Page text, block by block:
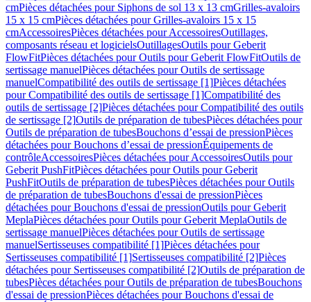
cmPièces détachées pour Siphons de sol 13 x 13 cmGrilles-avaloirs
15 x 15 cmPièces détachées pour Grilles-avaloirs 15 x 15
cmAccessoiresPièces détachées pour AccessoiresOutillages,
composants réseau et logicielsOutillagesOutils pour Geberit
FlowFitPièces détachées pour Outils pour Geberit FlowFitOutils de
sertissage manuelPièces détachées pour Outils de sertissage
manuelCompatibilité des outils de sertissage [1]Pièces détachées
pour Compatibilité des outils de sertissage [1]Compatibilité des
outils de sertissage [2]Pièces détachées pour Compatibilité des outils
de sertissage [2]Outils de préparation de tubesPièces détachées pour
Outils de préparation de tubesBouchons d’essai de pressionPièces
détachées pour Bouchons d’essai de pressionÉquipements de
contrôleAccessoiresPièces détachées pour AccessoiresOutils pour
Geberit PushFitPièces détachées pour Outils pour Geberit
PushFitOutils de préparation de tubesPièces détachées pour Outils
de préparation de tubesBouchons d'essai de pressionPièces
détachées pour Bouchons d'essai de pressionOutils pour Geberit
MeplaPièces détachées pour Outils pour Geberit MeplaOutils de
sertissage manuelPièces détachées pour Outils de sertissage
manuelSertisseuses compatibilité [1]Pièces détachées pour
Sertisseuses compatibilité [1]Sertisseuses compatibilité [2]Pièces
détachées pour Sertisseuses compatibilité [2]Outils de préparation de
tubesPièces détachées pour Outils de préparation de tubesBouchons
d'essai de pressionPièces détachées pour Bouchons d'essai de